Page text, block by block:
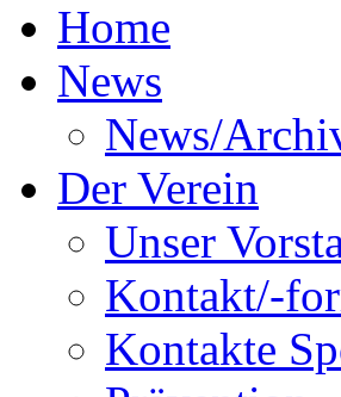
Home
News
News/
Der Verein
Unser
Kontakt/-
Kontakte